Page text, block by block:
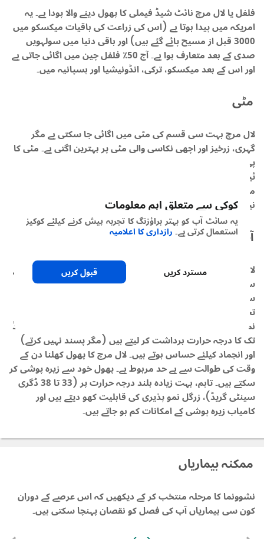
فلفل یا لال مرچ نائٹ شیڈ فیملی کا پھول دینے والا پودا ہے۔ یہ
امریکہ میں پیدا ہوتا ہے (اس کی زراعت کی باقیات میکسکو میں
3000 قبل از مسیح پائے گئے ہیں) اور باقی دنیا میں سولہویں
صدی کے بعد متعارف ہوا ہے۔ آج 50٪ فلفل چین میں اگائی جاتی ہے
اور اس کے بعد میکسکو، ترکی، انڈونیشیا اور ہسپانیہ میں۔
مٹی
لال مرچ بہت سی قسم کی مٹی میں اگائی جا سکتی ہے مگر
گہری، زرخیز اور اچھی نکاسی والی مٹی پر بہترین اگتی ہے۔ مٹی کا
مطلوب ہیں کیونکہ ان سے نکاسی میں مدد ملتی ہے مگر لازمی
نیہں۔ کھیت میں گڑھے سیلاب زدگی کا باعث بن سکتے ہیں۔
آب و ہوا
لال مرچوں کیلئے نشوونما کے مثالی حالات میں گرم زرخیز زمین کے
ساتھ سورج کی پوزیشن شامل ہے، مثالی طور پر 21 تا 29 ڈگری
سینٹی گریڈ، جو نم ہو مگر دلدلی نہ ہو۔ بہت زیادہ نم زمینیں
تخمی پودوں کے 'ڈیمپ آف' کا باعث بنتی ہیں جس کی وجہ سے
نمو پذیری میں کمی واقع ہو جاتی ہے۔ پودے 12 ڈگری سینٹی گریڈ
تک کا درجہ حرارت برداشت کر لیتے ہیں (مگر پسند نہیں کرتے)
اور انجماد کیلئے حساس ہوتے ہیں۔ لال مرچ کا پھول کھلنا دن کے
وقت کی طوالت سے بے حد مربوط ہے۔ پھول خود سے زیرہ پوشی کر
سکتے ہیں۔ تاہم، بہت زیادہ بلند درجہ حرارت پر (33 تا 38 ڈگری
سینٹی گریڈ)، زرگل نمو پذیری کی قابلیت کھو دیتے ہیں اور
کامیاب زیرہ پوشی کے امکانات کم ہو جاتے ہیں۔
ممکنہ بیماریاں
نشوونما کا مرحلہ منتخب کر کے دیکھیں کہ اس عرصے کے دوران
کون سی بیماریاں آپ کی فصل کو نقصان پہنچا سکتی ہیں۔
کوکی سے متعلق اہم معلومات
یہ سائٹ آپ کو بہتر براؤزنگ کا تجربہ پیش کرنے کیلئے کوکیز
استعمال کرتی ہے۔ رازداری کا اعلامیہ
مسترد کریں قبول کریں